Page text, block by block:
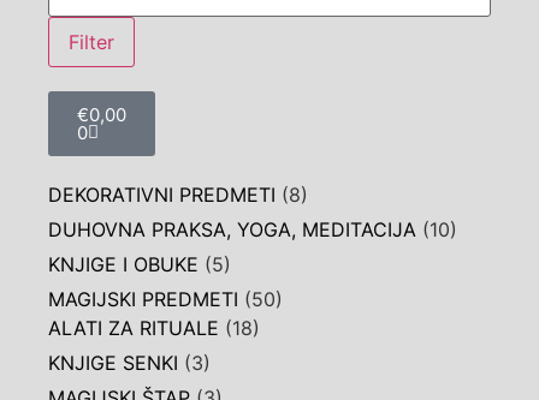
Filter
€0,00
0
DEKORATIVNI PREDMETI (8)
DUHOVNA PRAKSA, YOGA, MEDITACIJA (10)
KNJIGE I OBUKE (5)
MAGIJSKI PREDMETI (50)
ALATI ZA RITUALE (18)
KNJIGE SENKI (3)